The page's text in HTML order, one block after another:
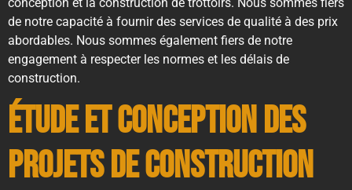
de notre capacité à fournir des services de qualité à des prix
abordables. Nous sommes également fiers de notre
engagement à respecter les normes et les délais de
construction.
Étude et Conception des
Projets de Construction